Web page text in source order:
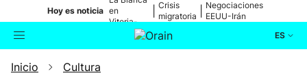
Hoy es noticia en
Vitoria-
Gasteiz
Crisis
migratoria
Negociaciones
EEUU-Irán
ES
Buscador
Inicio Cultura